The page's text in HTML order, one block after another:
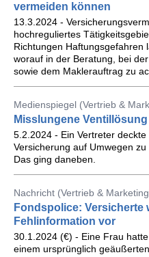
vermeiden können
13.3.2024 -
hochreguliertes
Richtungen Haftungsgefahren
worauf in der Beratung, bei
sowie dem Maklerauftrag zu
Medienspiegel (Vertrieb &
Misslungene Ventillösung
5.2.2024 - Ein Vertreter
Versicherung auf Umwegen
Das ging daneben.
Nachricht (Vertrieb &
Fondspolice: Versicherte
Fehlinformation vor
30.1.2024 (€) - Eine Frau
einem ursprünglich geäußerten